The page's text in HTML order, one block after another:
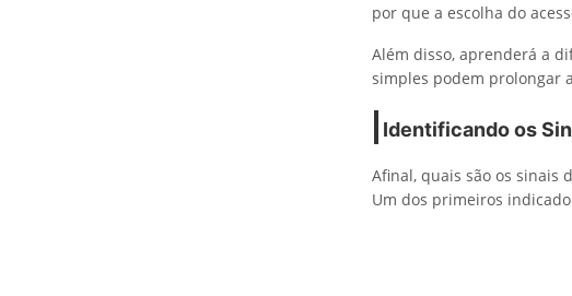
por que a escolha do
Além disso, aprenderá a
simples podem prolongar
Identificando os
Afinal, quais são os sinais
Um dos primeiros